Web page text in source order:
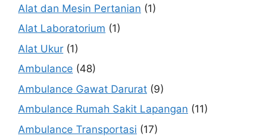
Alat dan Mesin Pertanian (1)
Alat Laboratorium (1)
Alat Ukur (1)
Ambulance (48)
Ambulance Gawat Darurat (9)
Ambulance Rumah Sakit Lapangan (11)
Ambulance Transportasi (17)